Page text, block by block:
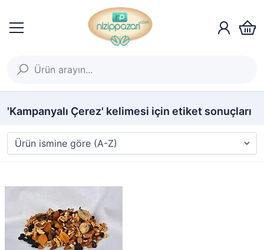
'Kampanyalı Çerez' kelimesi için etiket sonuçları